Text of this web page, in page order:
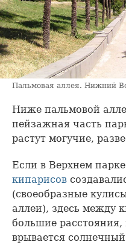
Пальмовая аллея. Нижний
Ниже пальмовой
пейзажная часть
растут могучие,
Если в Верхнем
кипарисов
(своеобразные
аллеи), здесь между
большие расстояния,
врывается солнечный